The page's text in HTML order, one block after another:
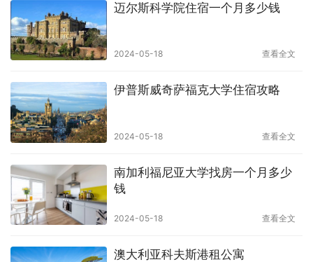
迈尔斯科学院住宿一个月多少钱
2024-05-18 查看全文
伊普斯威奇萨福克大学住宿攻略
2024-05-18 查看全文
南加利福尼亚大学找房一个月多少
钱
2024-05-18 查看全文
澳大利亚科夫斯港租公寓